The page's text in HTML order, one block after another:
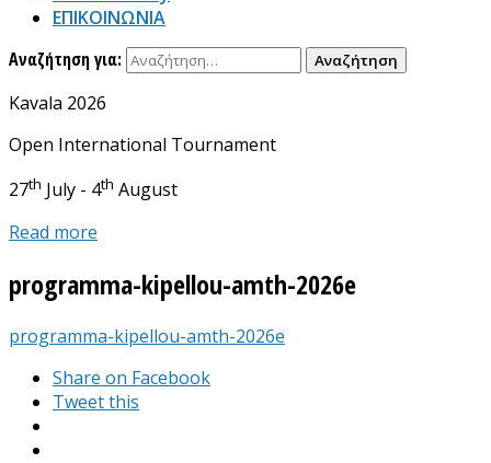
ΕΠΙΚΟΙΝΩΝΙΑ
Αναζήτηση για:
Kavala 2026
Open International Tournament
27th July - 4th August
Read more
programma-kipellou-amth-2026e
programma-kipellou-amth-2026e
Share on Facebook
Tweet this